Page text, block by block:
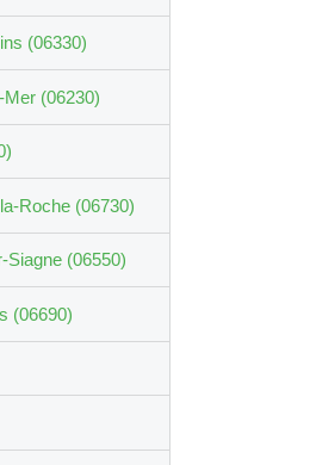
(06330)
(06230)
Roche (06730)
Siagne (06550)
(06690)